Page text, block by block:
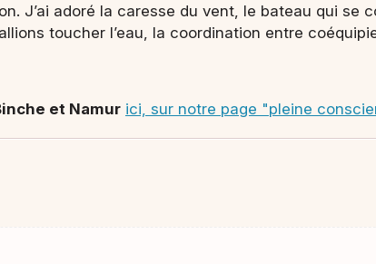
J’ai adoré la caresse du vent, le bateau qui se
toucher l’eau, la coordination entre
et Namur ici, sur notre page "pleine